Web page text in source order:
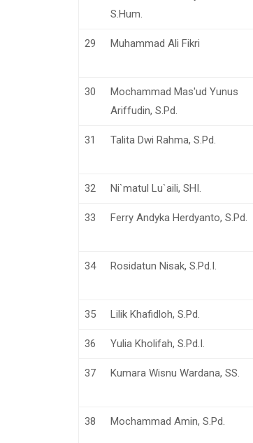
S.Hum.
29 Muhammad Ali Fikri
30
Mochammad Mas'ud Yunus
Ariffudin, S.Pd.
31 Talita Dwi Rahma, S.Pd.
32 Ni`matul Lu`aili, SHI.
33 Ferry Andyka Herdyanto, S.Pd.
34 Rosidatun Nisak, S.Pd.I.
35 Lilik Khafidloh, S.Pd.
36 Yulia Kholifah, S.Pd.I.
37 Kumara Wisnu Wardana, SS.
38 Mochammad Amin, S.Pd.